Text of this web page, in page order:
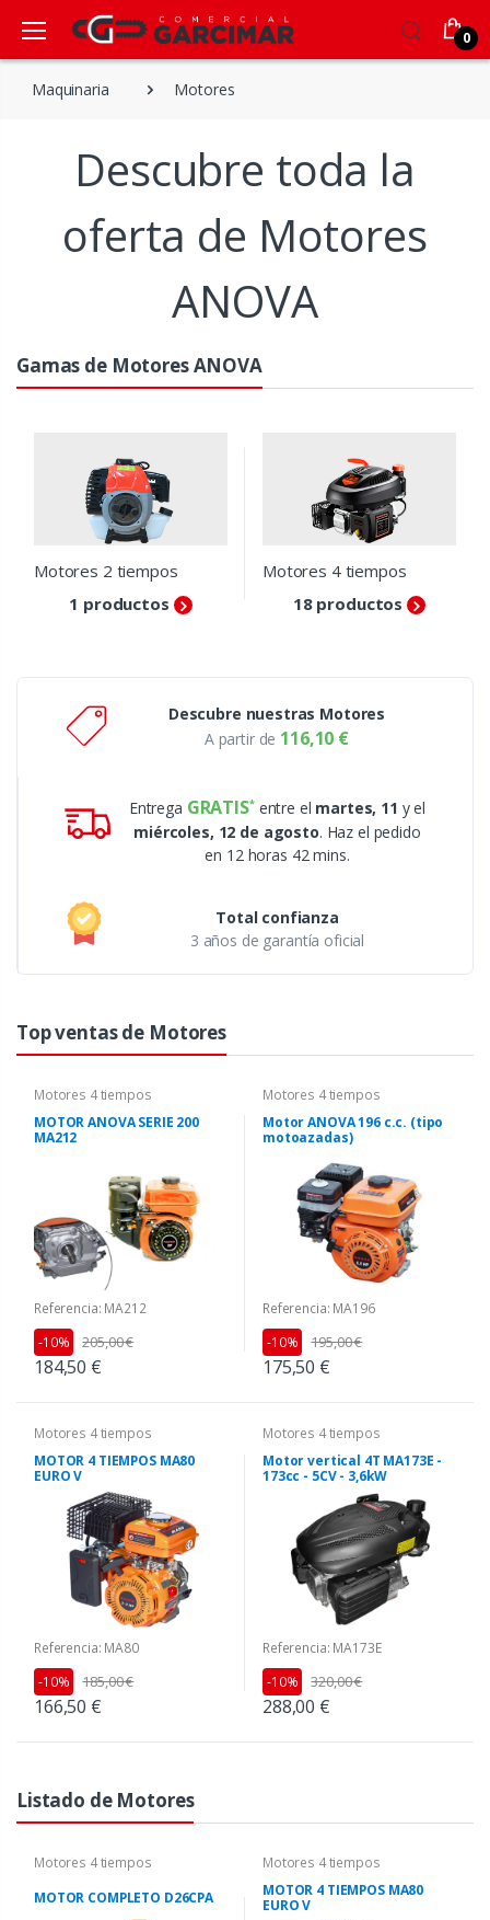
0
Maquinaria Motores
Descubre toda la
oferta de Motores
ANOVA
Gamas de Motores ANOVA
Motores 2 tiempos
1 productos
Motores 4 tiempos
18 productos
Descubre nuestras Motores
A partir de 116,10 €
Entrega GRATIS entre el martes, 11 y el
miércoles, 12 de agosto. Haz el pedido
en 12 horas 42 mins.
Total confianza
3 años de garantía oficial
Top ventas de Motores
Motores 4 tiempos
MOTOR ANOVA SERIE 200
MA212
Referencia: MA212
184,50 €
-10% 205,00 €
Motores 4 tiempos
Motor ANOVA 196 c.c. (tipo
motoazadas)
Referencia: MA196
175,50 €
-10% 195,00 €
Motores 4 tiempos
MOTOR 4 TIEMPOS MA80
EURO V
Referencia: MA80
166,50 €
-10% 185,00 €
Motores 4 tiempos
Motor vertical 4T MA173E -
173cc - 5CV - 3,6kW
Referencia: MA173E
288,00 €
-10% 320,00 €
Listado de Motores
Motores 4 tiempos
MOTOR COMPLETO D26CPA
Motores 4 tiempos
MOTOR 4 TIEMPOS MA80
EURO V